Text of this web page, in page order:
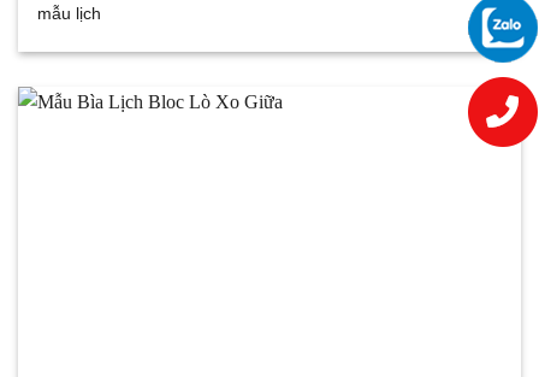
mẫu lịch